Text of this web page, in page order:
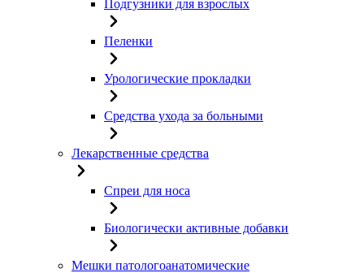
Подгузники для взрослых
Пеленки
Урологические прокладки
Средства ухода за больными
Лекарственные средства
Спреи для носа
Биологически активные добавки
Мешки патологоанатомические